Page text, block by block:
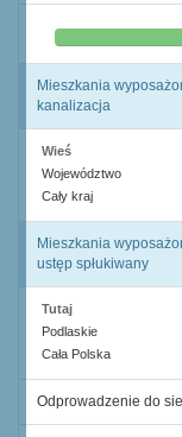
0,0%
Mieszkania
kanalizacja
Wieś
Województwo
Cały kraj
Mieszkania
ustęp spłukiwany
Tutaj
Podlaskie
Cała Polska
Odprowadzenie do